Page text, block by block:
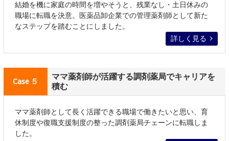
結婚を機に家庭の時間を増やそうと、残業なし・土日休みの
職場に転職を決意。医薬品卸企業での管理薬剤師として新た
なステップを踏むことにしました。
詳しく見る
Case ５
ママ薬剤師が活躍する調剤薬局でキャリアを
積む
ママ薬剤師として長く活躍できる職場で働きたいと思い、育
休制度や復職支援制度の整った調剤薬局チェーンに転職しま
した。